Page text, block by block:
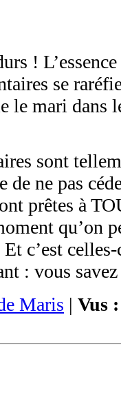
!
se
le mari
sont
de ne pas
prêtes à
qu’on
c’est
: vous
Maris | Vus :